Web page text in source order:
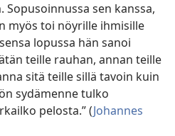
Sopusoinnussa sen kanssa,
myös toi nöyrille ihmisille
lopussa hän sanoi
teille rauhan, annan teille
sitä teille sillä tavoin kuin
sydämenne tulko
pelosta.” (Johannes